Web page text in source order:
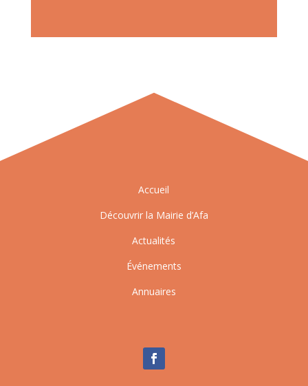
Accueil
Découvrir la Mairie d’Afa
Actualités
Événements
Annuaires